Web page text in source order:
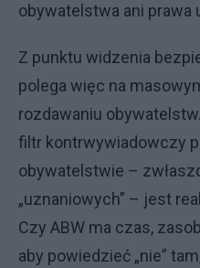
obywatelstwa ani prawa
Z punktu widzenia
polega więc na
rozdawaniu
filtr kontrwywiadowczy
obywatelstwie –
„uznaniowych” – jest
Czy ABW ma czas,
aby powiedzieć „nie”